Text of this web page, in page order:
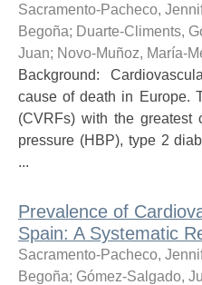
Sacramento-Pacheco,
Begoña; Duarte-Climents,
Juan; Novo-Muñoz, María-
Background:
cause of death in Europe.
(CVRFs) with the greatest
pressure (HBP), type 2
...
Prevalence of
Spain: A Systematic
Sacramento-Pacheco,
Begoña; Gómez-Salgado,